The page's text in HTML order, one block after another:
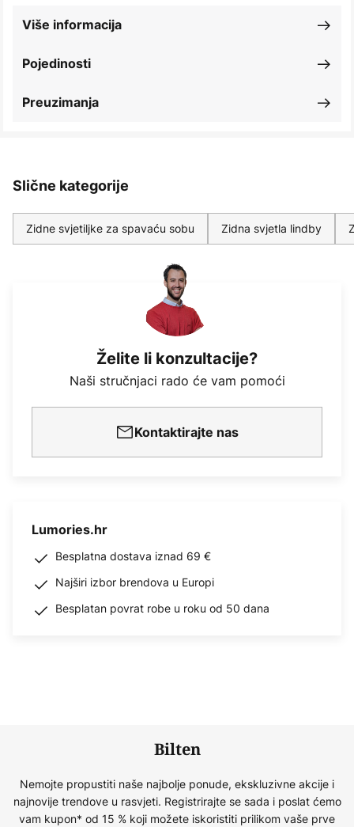
Pojedinosti
Više informacija
Preuzimanja
Slične kategorije
Zidne svjetiljke za spavaću sobu Zidna svjetla lindby
Želite li konzultacije?
Naši stručnjaci rado će vam pomoći
Kontaktirajte nas
Lumories.hr
Besplatna dostava iznad 69 €
Najširi izbor brendova u Europi
Besplatan povrat robe u roku od 50 dana
Bilten
Nemojte propustiti naše najbolje ponude, ekskluzivne akcije i
najnovije trendove u rasvjeti. Registrirajte se sada i poslat ćemo
vam kupon* od 15 % koji možete iskoristiti prilikom vaše prve